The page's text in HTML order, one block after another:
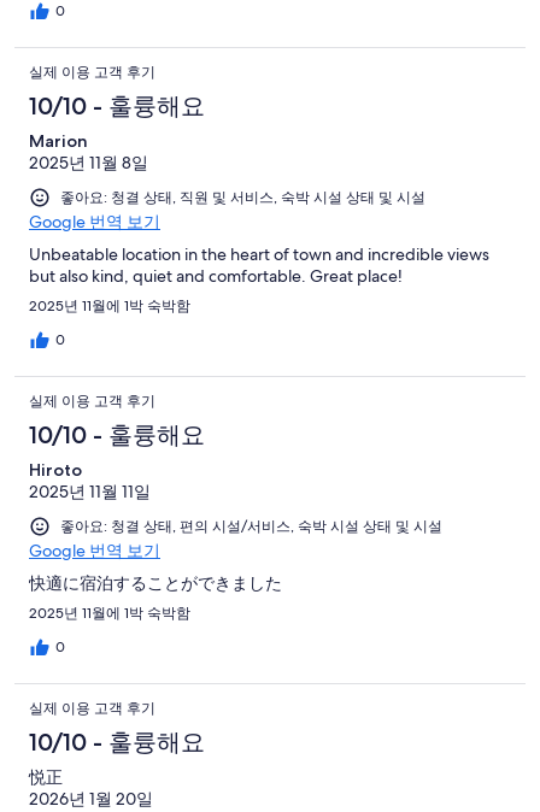
0
실제 이용 고객 후기
10/10 - 훌륭해요
Marion
2025년 11월 8일
좋아요: 청결 상태, 직원 및 서비스, 숙박 시설 상태 및 시설
Google 번역 보기
Unbeatable location in the heart of town and incredible views
but also kind, quiet and comfortable. Great place!
2025년 11월에 1박 숙박함
0
실제 이용 고객 후기
10/10 - 훌륭해요
Hiroto
2025년 11월 11일
좋아요: 청결 상태, 편의 시설/서비스, 숙박 시설 상태 및 시설
Google 번역 보기
快適に宿泊することができました
2025년 11월에 1박 숙박함
0
실제 이용 고객 후기
10/10 - 훌륭해요
悦正
2026년 1월 20일